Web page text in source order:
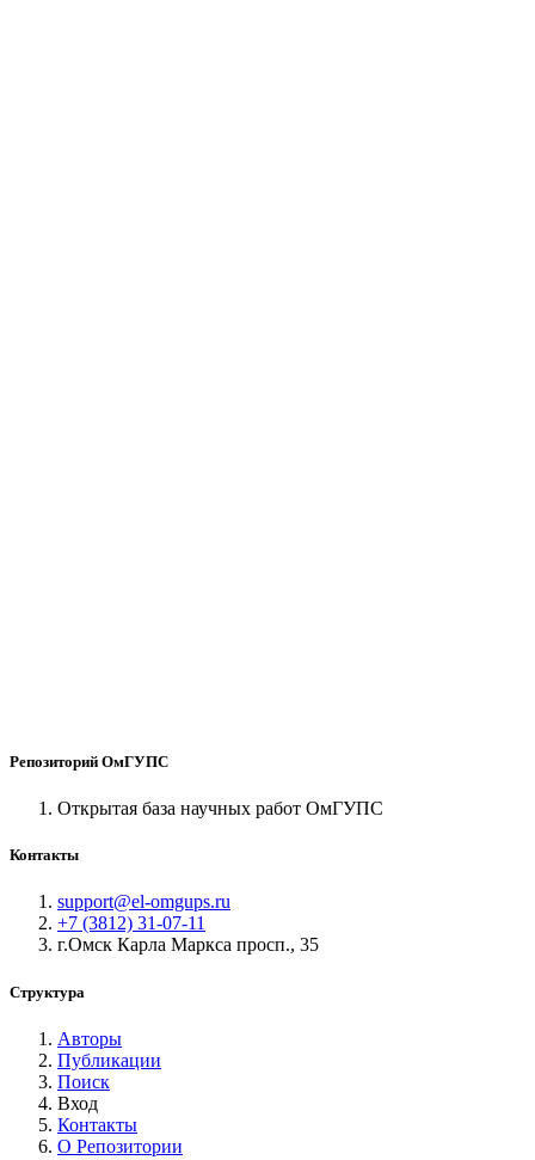
Репозиторий ОмГУПС
Открытая база научных работ ОмГУПС
Контакты
support@el-omgups.ru
+7 (3812) 31-07-11
г.Омск Карла Маркса просп., 35
Структура
Авторы
Публикации
Поиск
Вход
Контакты
О Репозитории